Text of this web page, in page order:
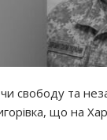
свободу та
що на